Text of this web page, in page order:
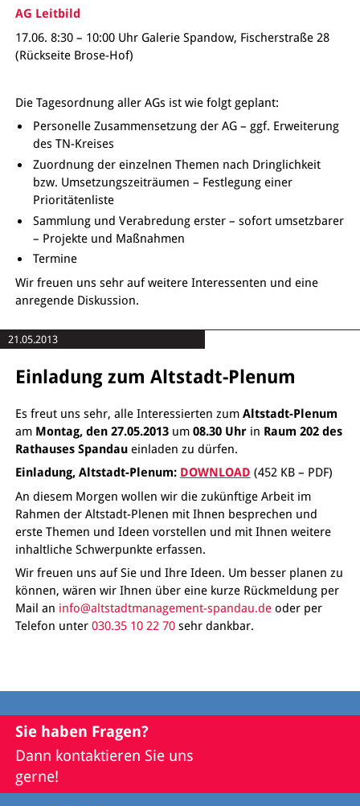
AG Leitbild
17.06. 8:30 – 10:00 Uhr Galerie Spandow, Fischerstraße 28
(Rückseite Brose-Hof)
Die Tagesordnung aller AGs ist wie folgt geplant:
Personelle Zusammensetzung der AG – ggf. Erweiterung
des TN-Kreises
Zuordnung der einzelnen Themen nach Dringlichkeit
bzw. Umsetzungszeiträumen – Festlegung einer
Prioritätenliste
Sammlung und Verabredung erster – sofort umsetzbarer
– Projekte und Maßnahmen
Termine
Wir freuen uns sehr auf weitere Interessenten und eine
anregende Diskussion.
21.05.2013
Einladung zum Altstadt-Plenum
Es freut uns sehr, alle Interessierten zum Altstadt-Plenum
am Montag, den 27.05.2013um 08.30 Uhrin Raum 202 des
Rathauses Spandaueinladen zu dürfen.
Einladung, Altstadt-Plenum: DOWNLOAD (452 KB – PDF)
An diesem Morgen wollen wir die zukünftige Arbeit im
Rahmen der Altstadt-Plenen mit Ihnen besprechen und
erste Themen und Ideen vorstellen und mit Ihnen weitere
inhaltliche Schwerpunkte erfassen.
Wir freuen uns auf Sie und Ihre Ideen. Um besser planen zu
können, wären wir Ihnen über eine kurze Rückmeldung per
Mail an info@altstadtmanagement-spandau.deoder per
Telefon unter 030.35 10 22 70sehr dankbar.
Sie haben Fragen?
Dann kontaktieren Sie uns
gerne!